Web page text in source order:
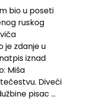
bio u poseti
ruskog
je zdanje u
iznad
Miša
Diveći
pisac